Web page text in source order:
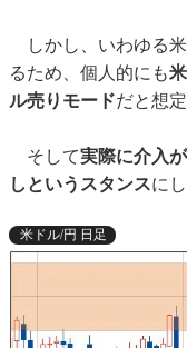
しかし、いわゆる
るため、個人的にも
ル売りモードだと想
そして実際に介入
しというスタンスに
米ドル/円 日足